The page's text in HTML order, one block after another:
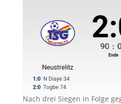
Nach drei Siegen in Folge